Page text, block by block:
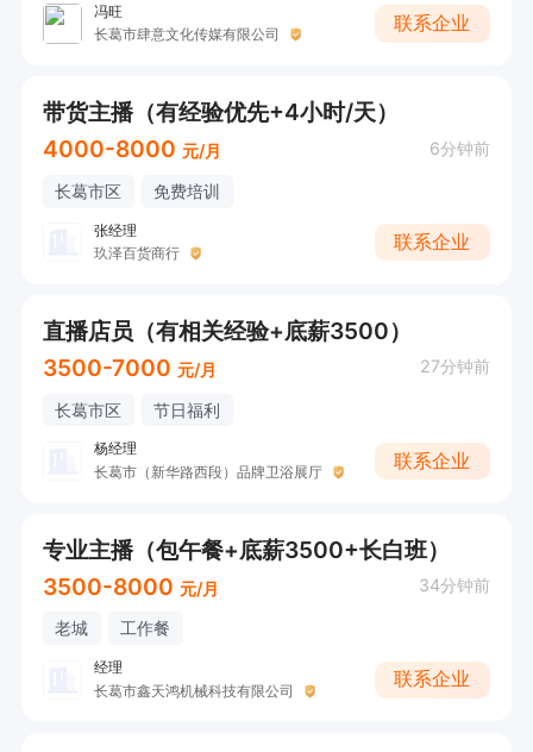
冯旺
长葛市肆意文化传媒有限公司
联系企业
带货主播（有经验优先+4小时/天）
4000-8000 元/月 6分钟前
长葛市区 免费培训
张经理
玖泽百货商行
联系企业
直播店员（有相关经验+底薪3500）
3500-7000 元/月 27分钟前
长葛市区 节日福利
杨经理
长葛市（新华路西段）品牌卫浴展厅
联系企业
专业主播（包午餐+底薪3500+长白班）
3500-8000 元/月 34分钟前
老城 工作餐
经理
长葛市鑫天鸿机械科技有限公司
联系企业